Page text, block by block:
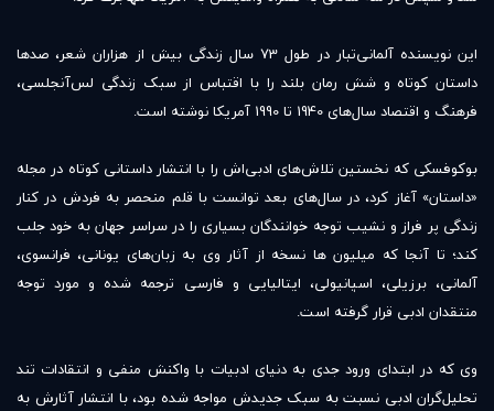
این نویسنده آلمانی‌تبار در طول 73 سال زندگی بیش از هزاران شعر، صدها
داستان کوتاه و شش رمان بلند را با اقتباس از سبک زندگی لس‌آنجلسی،
فرهنگ و اقتصاد سال‌های 1940 تا 1990 آمریکا نوشته است.
بوکوفسکی که نخستین تلاش‌های ادبی‌اش را با انتشار داستانی کوتاه در مجله
«داستان» آغاز کرد، در سال‌های بعد توانست با قلم منحصر به فردش در کنار
زندگی پر فراز و نشیب توجه خوانندگان بسیاری را در سراسر جهان به خود جلب
کند؛ تا آنجا که میلیون ها نسخه از آثار وی به زبان‌های یونانی، فرانسوی،
آلمانی، برزیلی، اسپانیولی، ایتالیایی و فارسی ترجمه شده و مورد توجه
منتقدان ادبی قرار گرفته است.
وی که در ابتدای ورود جدی به دنیای ادبیات با واکنش منفی و انتقادات تند
تحلیل‌گران ادبی نسبت به سبک جدیدش مواجه شده بود، با انتشار آثارش به